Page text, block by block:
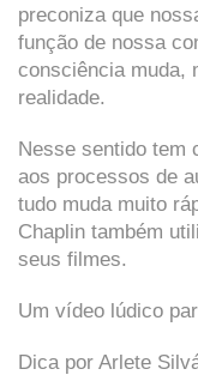
preconiza que
função de nossa
consciência muda,
realidade.
Nesse sentido tem
aos processos de
tudo muda muito
Chaplin também
seus filmes.
Um vídeo lúdico
Dica por Arlete